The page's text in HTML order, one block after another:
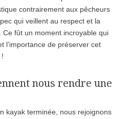
contrairement aux pêcheurs
qui veillent au respect et la
fût un moment incroyable qui
l’importance de préserver cet
nous rendre une
kayak terminée, nous rejoignons